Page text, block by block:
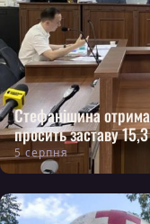
Стефанішина
просить заставу
5 серпня